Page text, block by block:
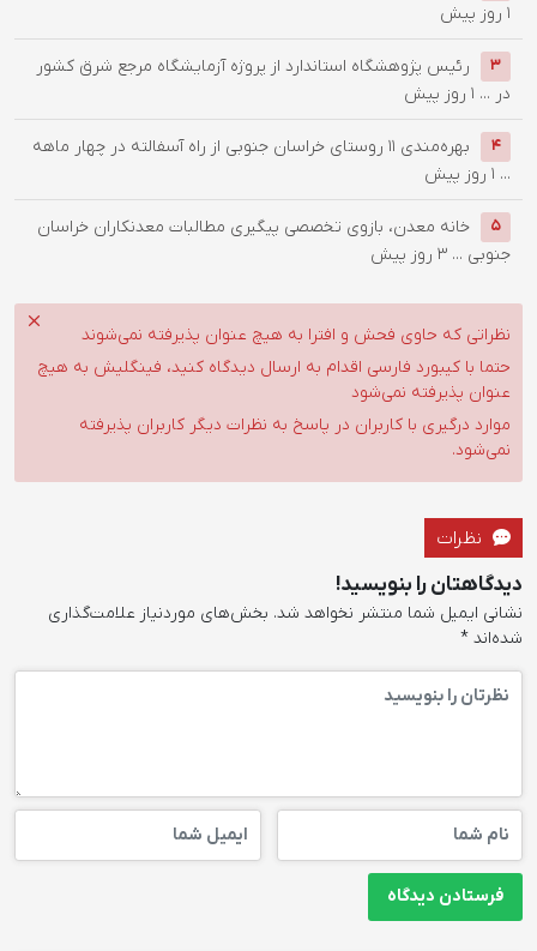
1 روز پیش
3
رئیس پژوهشگاه استاندارد از پروژه آزمایشگاه مرجع شرق کشور
در ... 1 روز پیش
4
بهره‌مندی ۱۱ روستای خراسان جنوبی از راه آسفالته در چهار ماهه
... 1 روز پیش
5
خانه معدن، بازوی تخصصی پیگیری مطالبات معدنکاران خراسان
جنوبی ... 3 روز پیش
نظراتی که حاوی فحش و افترا به هیچ عنوان پذیرفته نمی‌شوند
حتما با کیبورد فارسی اقدام به ارسال دیدگاه کنید، فینگلیش به هیچ
عنوان پذیرفته نمی‌شود
موارد درگیری با کاربران در پاسخ به نظرات دیگر کاربران پذیرفته
نمی‌شود.
نظرات
دیدگاهتان را بنویسید!
نشانی ایمیل شما منتشر نخواهد شد. بخش‌های موردنیاز علامت‌گذاری
شده‌اند *